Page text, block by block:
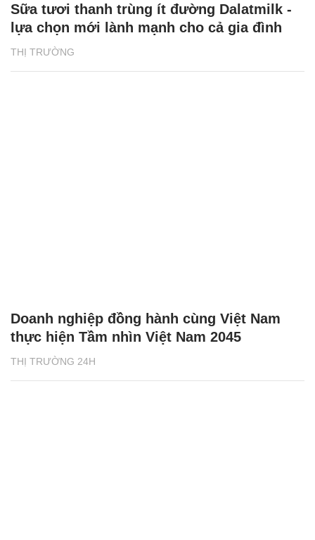
THỊ TRƯỜNG
Sữa tươi thanh trùng ít đường Dalatmilk -
lựa chọn mới lành mạnh cho cả gia đình
THỊ TRƯỜNG 24H
Doanh nghiệp đồng hành cùng Việt Nam
thực hiện Tầm nhìn Việt Nam 2045